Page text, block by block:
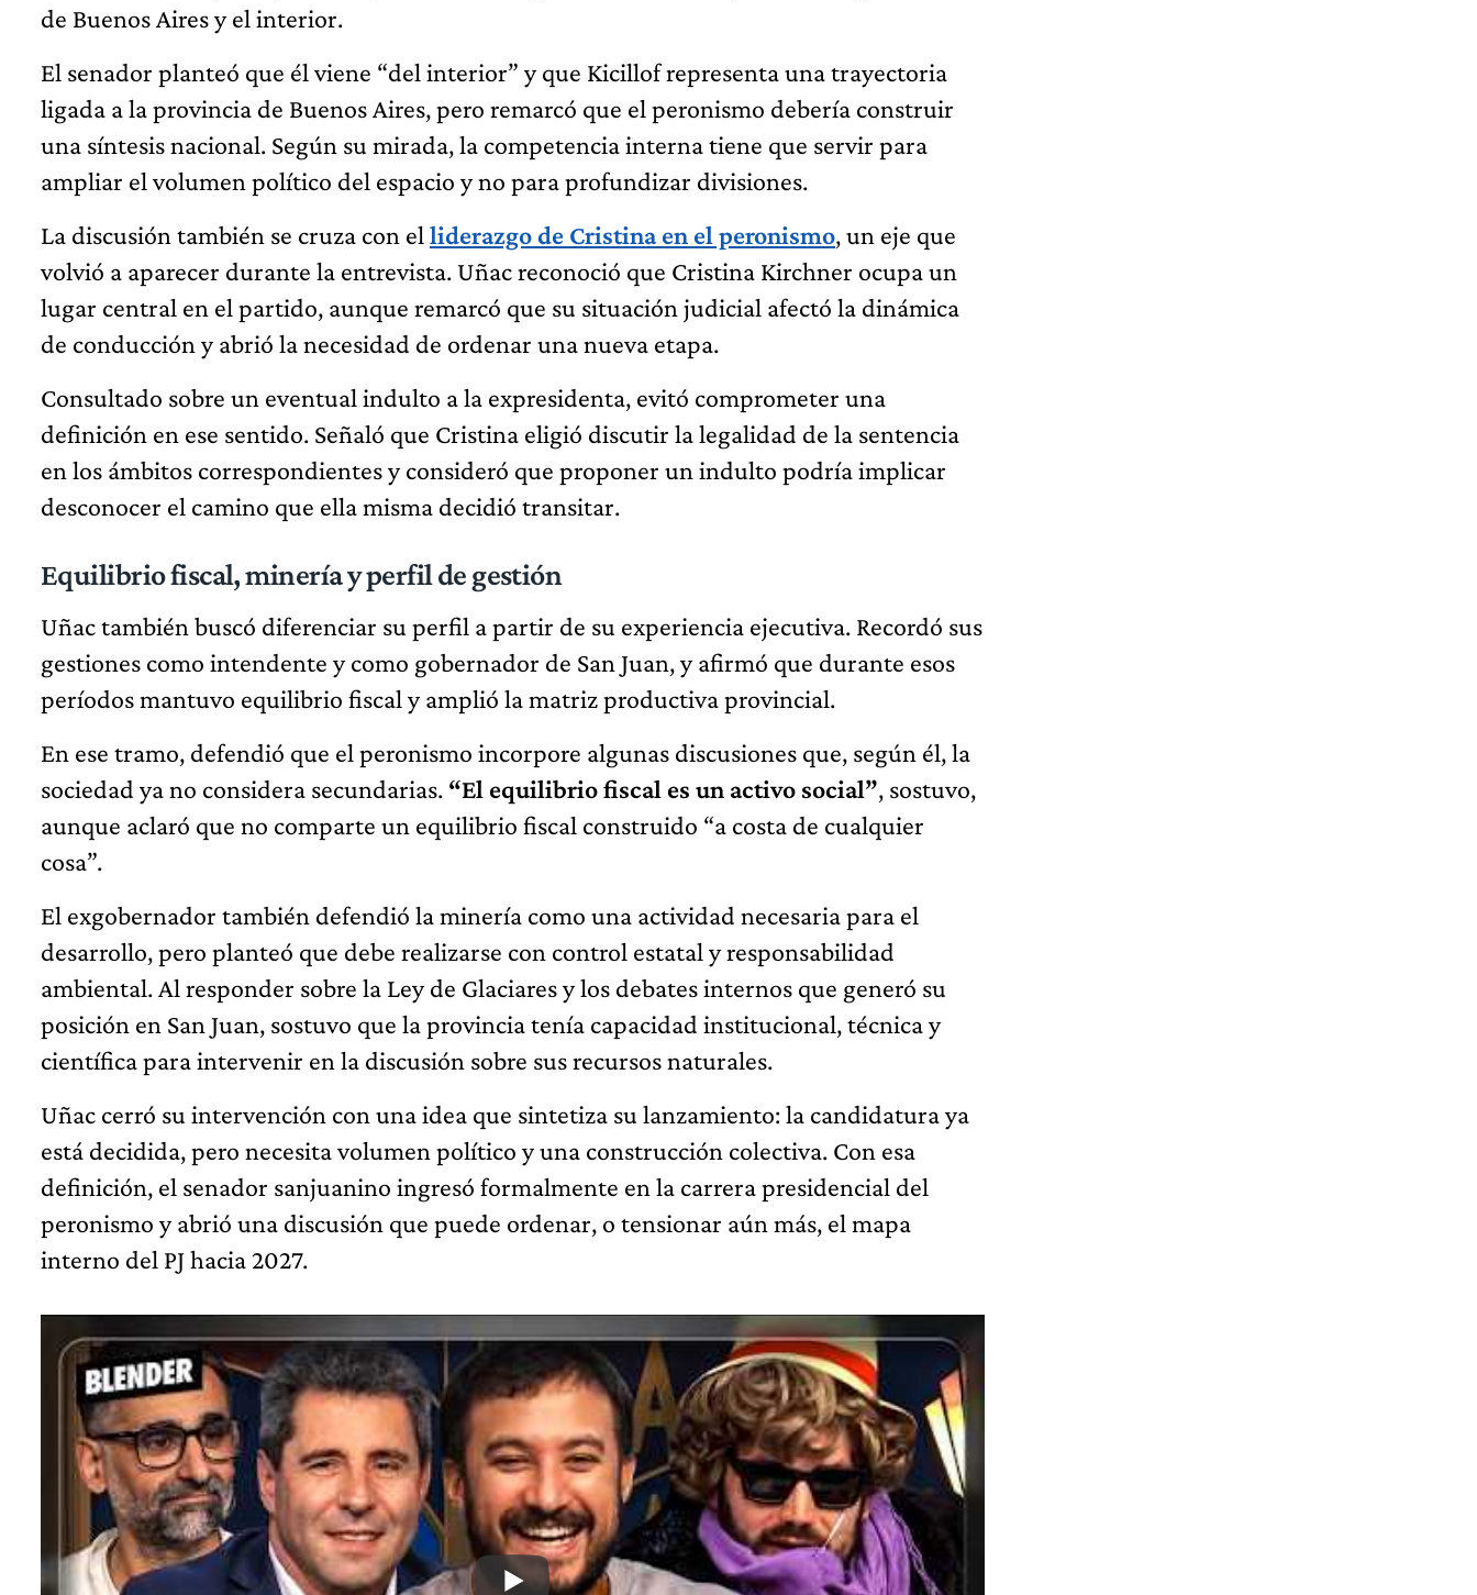
de Buenos Aires y el interior.
El senador planteó que él viene “del interior” y que Kicillof representa una trayectoria
ligada a la provincia de Buenos Aires, pero remarcó que el peronismo debería construir
una síntesis nacional. Según su mirada, la competencia interna tiene que servir para
ampliar el volumen político del espacio y no para profundizar divisiones.
La discusión también se cruza con el liderazgo de Cristina en el peronismo, un eje que
volvió a aparecer durante la entrevista. Uñac reconoció que Cristina Kirchner ocupa un
lugar central en el partido, aunque remarcó que su situación judicial afectó la dinámica
de conducción y abrió la necesidad de ordenar una nueva etapa.
Consultado sobre un eventual indulto a la expresidenta, evitó comprometer una
definición en ese sentido. Señaló que Cristina eligió discutir la legalidad de la sentencia
en los ámbitos correspondientes y consideró que proponer un indulto podría implicar
desconocer el camino que ella misma decidió transitar.
Equilibrio fiscal, minería y perfil de gestión
Uñac también buscó diferenciar su perfil a partir de su experiencia ejecutiva. Recordó sus
gestiones como intendente y como gobernador de San Juan, y afirmó que durante esos
períodos mantuvo equilibrio fiscal y amplió la matriz productiva provincial.
En ese tramo, defendió que el peronismo incorpore algunas discusiones que, según él, la
sociedad ya no considera secundarias. “El equilibrio fiscal es un activo social”, sostuvo,
aunque aclaró que no comparte un equilibrio fiscal construido “a costa de cualquier
cosa”.
El exgobernador también defendió la minería como una actividad necesaria para el
desarrollo, pero planteó que debe realizarse con control estatal y responsabilidad
ambiental. Al responder sobre la Ley de Glaciares y los debates internos que generó su
posición en San Juan, sostuvo que la provincia tenía capacidad institucional, técnica y
científica para intervenir en la discusión sobre sus recursos naturales.
Uñac cerró su intervención con una idea que sintetiza su lanzamiento: la candidatura ya
está decidida, pero necesita volumen político y una construcción colectiva. Con esa
definición, el senador sanjuanino ingresó formalmente en la carrera presidencial del
peronismo y abrió una discusión que puede ordenar, o tensionar aún más, el mapa
interno del PJ hacia 2027.